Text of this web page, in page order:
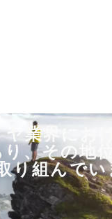
業界にお
、その地
り組んでい